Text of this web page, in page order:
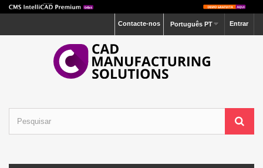
Entrar
Português PT
Contacte-nos